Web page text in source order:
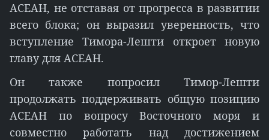
АСЕАН, не отставая от прогресса в развитии
всего блока; он выразил уверенность, что
вступление Тимора-Лешти откроет новую
главу для АСЕАН.
Он также попросил Тимор-Лешти
продолжать поддерживать общую позицию
АСЕАН по вопросу Восточного моря и
совместно работать над достижением